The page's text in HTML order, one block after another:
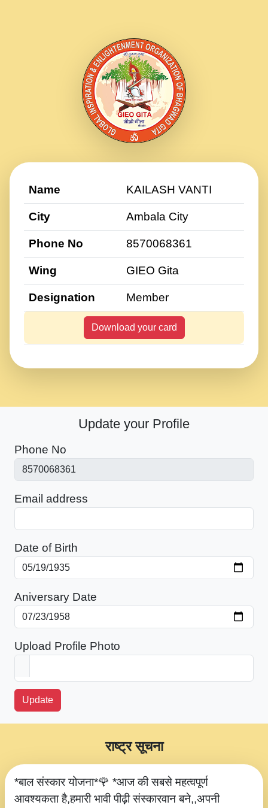
Name KAILASH VANTI
City Ambala City
Phone No 8570068361
Wing GIEO Gita
Designation Member
Download your card
Update your Profile
Phone No
Email address
Date of Birth
Aniversary Date
Upload Profile Photo
Update
*बाल संस्कार योजना*🌹 *आज की सबसे महत्वपूर्ण
आवश्यकता है,हमारी भावी पीढ़ी संस्कारवान बने,,अपनी
राष्ट्र सूचना